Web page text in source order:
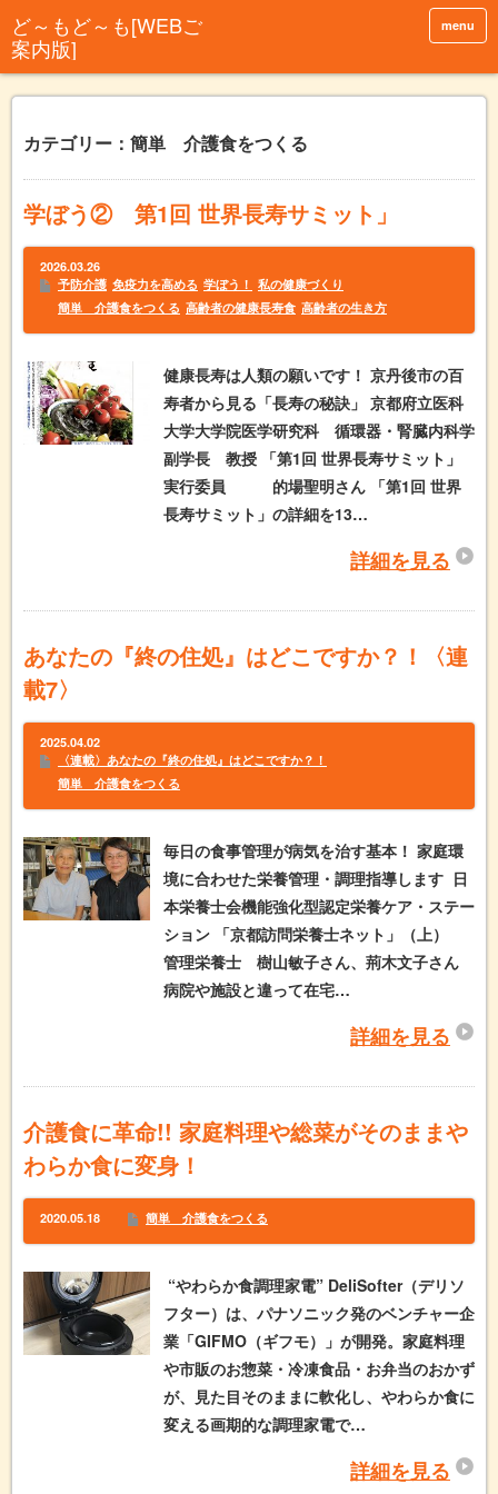
menu
カテゴリー：簡単 介護食をつくる
学ぼう② 第1回 世界長寿サミット」
2026.03.26
予防介護 免疫力を高める 学ぼう！ 私の健康づくり
簡単 介護食をつくる 高齢者の健康長寿食 高齢者の生き方
健康長寿は人類の願いです！ 京丹後市の百
寿者から見る「長寿の秘訣」 京都府立医科
大学大学院医学研究科 循環器・腎臓内科学
副学長 教授 「第1回 世界長寿サミット」
実行委員 的場聖明さん 「第1回 世界
長寿サミット」の詳細を13…
詳細を見る
あなたの『終の住処』はどこですか？！〈連
載7〉
2025.04.02
〈連載〉あなたの『終の住処』はどこですか？！
簡単 介護食をつくる
毎日の食事管理が病気を治す基本！ 家庭環
境に合わせた栄養管理・調理指導します 日
本栄養士会機能強化型認定栄養ケア・ステー
ション 「京都訪問栄養士ネット」（上）
管理栄養士 樹山敏子さん、荊木文子さん
病院や施設と違って在宅…
詳細を見る
介護食に革命!! 家庭料理や総菜がそのままや
わらか食に変身！
2020.05.18 簡単 介護食をつくる
“やわらか食調理家電” DeliSofter（デリソ
フター）は、パナソニック発のベンチャー企
業「GIFMO（ギフモ）」が開発。家庭料理
や市販のお惣菜・冷凍食品・お弁当のおかず
が、見た目そのままに軟化し、やわらか食に
変える画期的な調理家電で…
詳細を見る